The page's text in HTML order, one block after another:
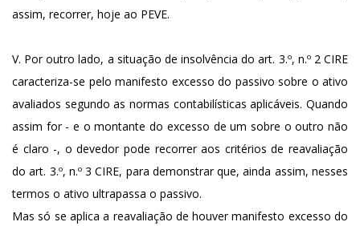
assim, recorrer, hoje ao PEVE.
V. Por outro lado, a situação de insolvência do art. 3.º, n.º 2 CIRE
caracteriza-se pelo manifesto excesso do passivo sobre o ativo
avaliados segundo as normas contabilísticas aplicáveis. Quando
assim for - e o montante do excesso de um sobre o outro não
é claro -, o devedor pode recorrer aos critérios de reavaliação
do art. 3.º, n.º 3 CIRE, para demonstrar que, ainda assim, nesses
termos o ativo ultrapassa o passivo.
Mas só se aplica a reavaliação de houver manifesto excesso do